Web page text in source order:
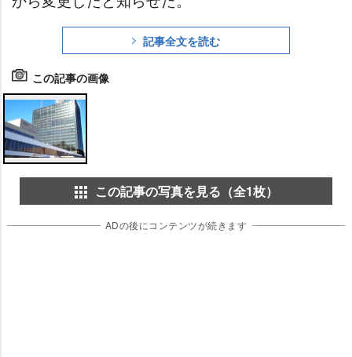
記事全文を読む
この記事の画像
この記事の写真を見る（全1枚）
ADの後にコンテンツが続きます